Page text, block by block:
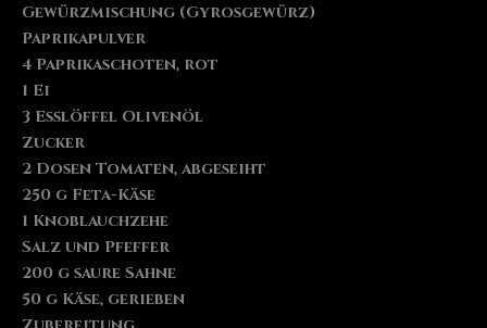
Gewürzmischung (Gyrosgewürz)
Paprikapulver
4 Paprikaschoten, rot
1 Ei
3 Esslöffel Olivenöl
Zucker
2 Dosen Tomaten, abgeseiht
250 g Feta-Käse
1 Knoblauchzehe
Salz und Pfeffer
200 g saure Sahne
50 g Käse, gerieben